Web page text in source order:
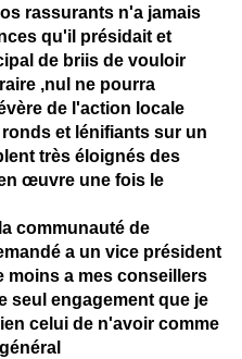
rassurants n'a jamais
qu'il présidait et
de briis de vouloir
,nul ne pourra
de l'action locale
et lénifiants sur un
très éloignés des
œuvre une fois le
communauté de
a un vice président
moins a mes conseillers
seul engagement que je
celui de n'avoir comme